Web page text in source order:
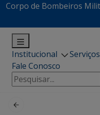
Corpo de Bombeiros
Institucional Serviços
Fale Conosco
Pesquisar
por: